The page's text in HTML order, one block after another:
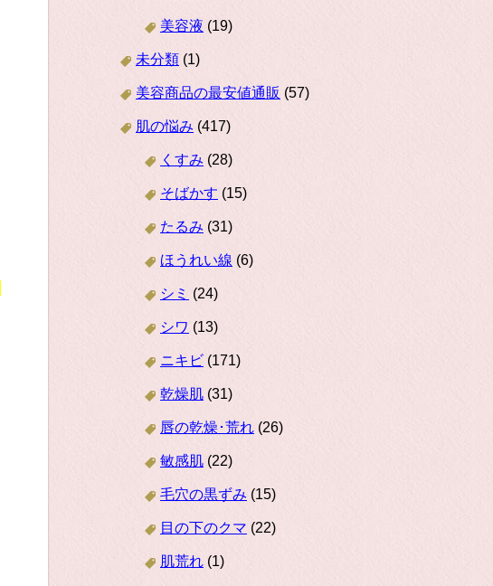
美容液 (19)
未分類 (1)
美容商品の最安値通販 (57)
肌の悩み (417)
くすみ (28)
そばかす (15)
たるみ (31)
ほうれい線 (6)
シミ (24)
シワ (13)
ニキビ (171)
乾燥肌 (31)
唇の乾燥･荒れ (26)
敏感肌 (22)
毛穴の黒ずみ (15)
目の下のクマ (22)
肌荒れ (1)